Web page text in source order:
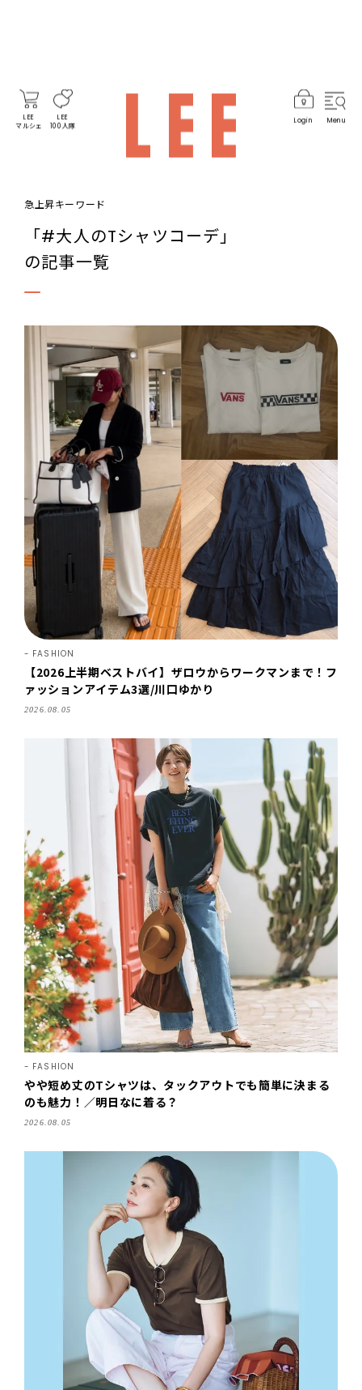
LEE
マルシェ
LEE
100人隊
Login Menu
急上昇キーワード
「#大人のTシャツコーデ」
の記事一覧
FASHION
【2026上半期ベストバイ】ザロウからワークマンまで！フ
ァッションアイテム3選/川口ゆかり
2026.08.05
FASHION
やや短め丈のTシャツは、タックアウトでも簡単に決まる
のも魅力！／明日なに着る？
2026.08.05